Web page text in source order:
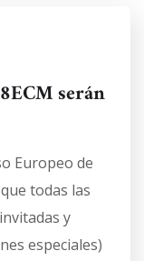
serán
Europeo de
todas las
y
especiales)